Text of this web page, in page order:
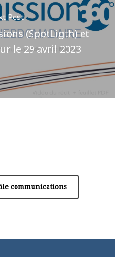
Post
(SpotLigth) et
le 29 avril 2023
communications